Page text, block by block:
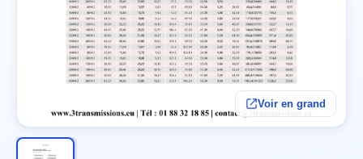
Voir en grand